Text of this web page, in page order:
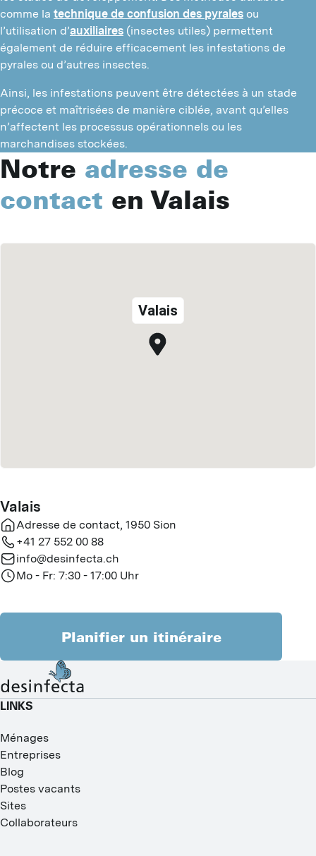
comme la technique de confusion des pyrales ou
l’utilisation d’auxiliaires (insectes utiles) permettent
également de réduire efficacement les infestations de
pyrales ou d’autres insectes.
Ainsi, les infestations peuvent être détectées à un stade
précoce et maîtrisées de manière ciblée, avant qu’elles
n’affectent les processus opérationnels ou les
marchandises stockées.
Notre adresse de
contact en Valais
Valais
Valais
Adresse de contact, 1950 Sion
+41 27 552 00 88
info@desinfecta.ch
Mo - Fr: 7:30 - 17:00 Uhr
Planifier un itinéraire
LINKS
Ménages
Entreprises
Blog
Postes vacants
Sites
Collaborateurs